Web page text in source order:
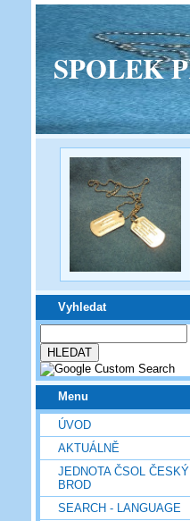
SPOLEK
Vyhledat
Menu
ÚVOD
AKTUÁLNĚ
JEDNOTA ČSOL ČESKÝ
BROD
SEARCH - LANGUAGE